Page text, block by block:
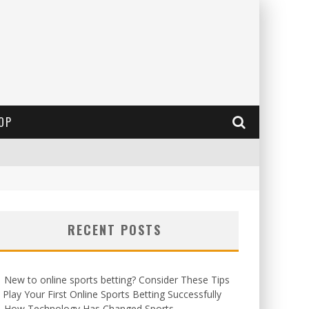
RECENT POSTS
New to online sports betting? Consider These Tips
Your First Online Sports Betting Successfully